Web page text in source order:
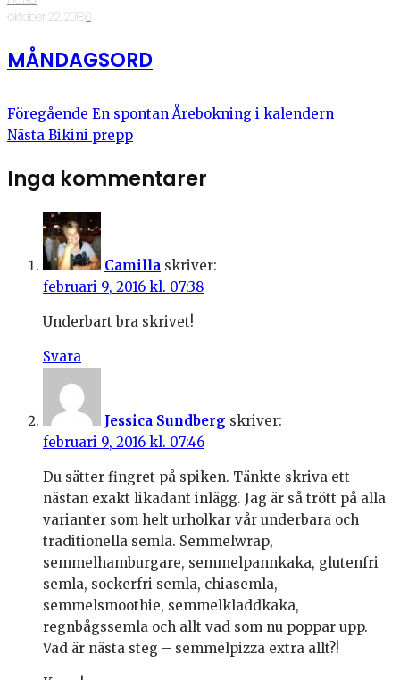
·oktober 22, 2018·0
MÅNDAGSORD
Föregående En spontan Årebokning i kalendern
Nästa Bikini prepp
Inga kommentarer
Camilla skriver:
februari 9, 2016 kl. 07:38
Underbart bra skrivet!
Svara
Jessica Sundberg skriver:
februari 9, 2016 kl. 07:46
Du sätter fingret på spiken. Tänkte skriva ett
nästan exakt likadant inlägg. Jag är så trött på alla
varianter som helt urholkar vår underbara och
traditionella semla. Semmelwrap,
semmelhamburgare, semmelpannkaka, glutenfri
semla, sockerfri semla, chiasemla,
semmelsmoothie, semmelkladdkaka,
regnbågssemla och allt vad som nu poppar upp.
Vad är nästa steg – semmelpizza extra allt?!